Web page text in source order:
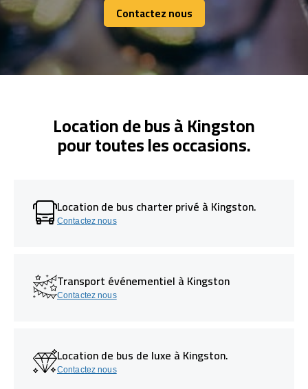
Contactez nous
Contactez nous
Location de bus à Kingston
pour toutes les occasions.
Location de bus charter privé à Kingston.
Contactez nous
Transport événementiel à Kingston
Contactez nous
Location de bus de luxe à Kingston.
Contactez nous